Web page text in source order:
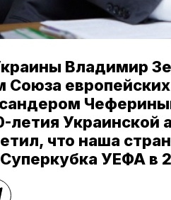
Владимир
Союза
летия Украинской
что наша
УЕФА в